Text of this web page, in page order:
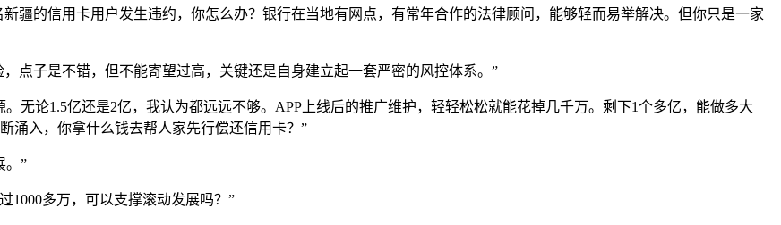
疆的信用卡用户发生违约，你怎么办？银行在当地有网点，有常年合作的法律顾问，能够轻而易举解决。但你只是一家
点子是不错，但不能寄望过高，关键还是自身建立起一套严密的风控体系。”
无论1.5亿还是2亿，我认为都远远不够。APP上线后的推广维护，轻轻松松就能花掉几千万。剩下1个多亿，能做多大
涌入，你拿什么钱去帮人家先行偿还信用卡？”
。”
1000多万，可以支撑滚动发展吗？”